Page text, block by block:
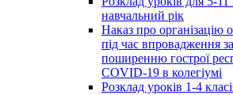
навчальний рік
Наказ про організацію
під час впровадження
поширенню гострої
COVID-19 в колегіумі
Розклад уроків 1-4